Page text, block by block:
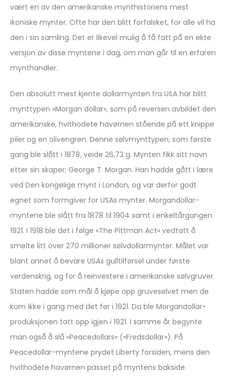
vært en av den amerikanske mynthistoriens mest
ikoniske mynter. Ofte har den blitt forfalsket, for alle vil ha
den i sin samling. Det er likevel mulig å få fatt på en ekte
versjon av disse myntene i dag, om man går til en erfaren
mynthandler.
Den absolutt mest kjente dollarmynten fra USA har blitt
mynttypen «Morgan dollar», som på reversen avbildet den
amerikanske, hvithodete havørnen stående på ett knippe
piler og en olivengren. Denne sølvmynttypen, som første
gang ble slått i 1878, veide 26,73 g. Mynten fikk sitt navn
etter sin skaper; George T. Morgan. Han hadde gått i lære
ved Den kongelige mynt i London, og var derfor godt
egnet som formgiver for USAs mynter. Morgandollar-
myntene ble slått fra 1878 til 1904 samt i enkeltårgangen
1921. I 1918 ble det i følge «The Pittman Act» vedtatt å
smelte litt over 270 millioner sølvdollarmynter. Målet var
blant annet å bevare USAs gulltilførsel under første
verdenskrig, og for å reinvestere i amerikanske sølvgruver.
Staten hadde som mål å kjøpe opp gruvesølvet men de
kom ikke i gang med det før i 1921. Da ble Morgandollar-
produksjonen tatt opp igjen i 1921. I samme år begynte
man også å slå «Peacedollars» («Fredsdollar»). På
Peacedollar-myntene prydet Liberty forsiden, mens den
hvithodete havørnen passet på myntens bakside.